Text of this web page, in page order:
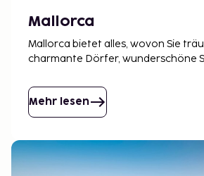
Mallorca
Mallorca bietet alles, wovon Sie
charmante Dörfer, wunderschöne
immer etwas zu genießen.
Mehr lesen